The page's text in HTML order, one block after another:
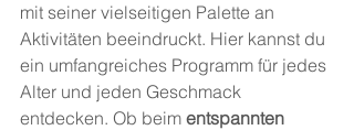
mit seiner vielseitigen Palette an
Aktivitäten beeindruckt. Hier kannst du
ein umfangreiches Programm für jedes
Alter und jeden Geschmack
entdecken. Ob beim entspannten